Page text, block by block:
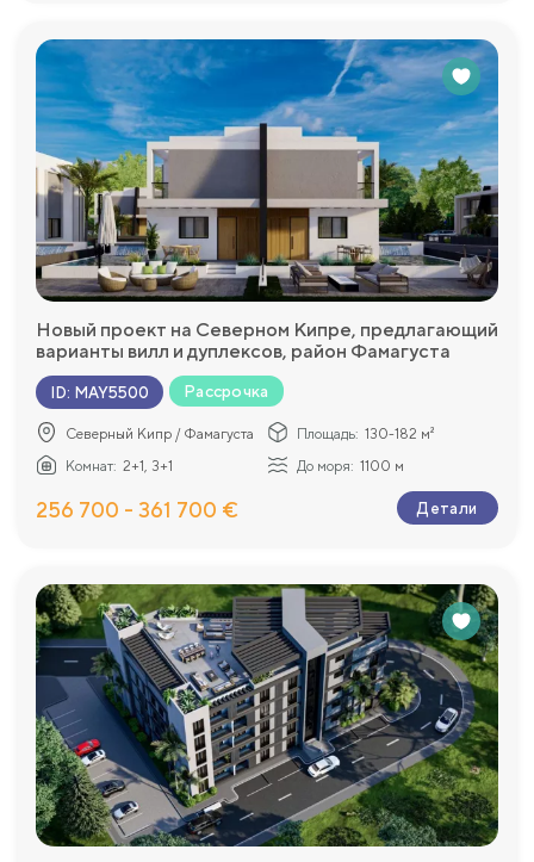
Новый проект на Северном Кипре, предлагающий
варианты вилл и дуплексов, район Фамагуста
ID: MAY5500 Рассрочка
Северный Кипр / Фамагуста Площадь: 130-182 м²
Комнат: 2+1, 3+1 До моря: 1100 м
256 700 - 361 700 € Детали